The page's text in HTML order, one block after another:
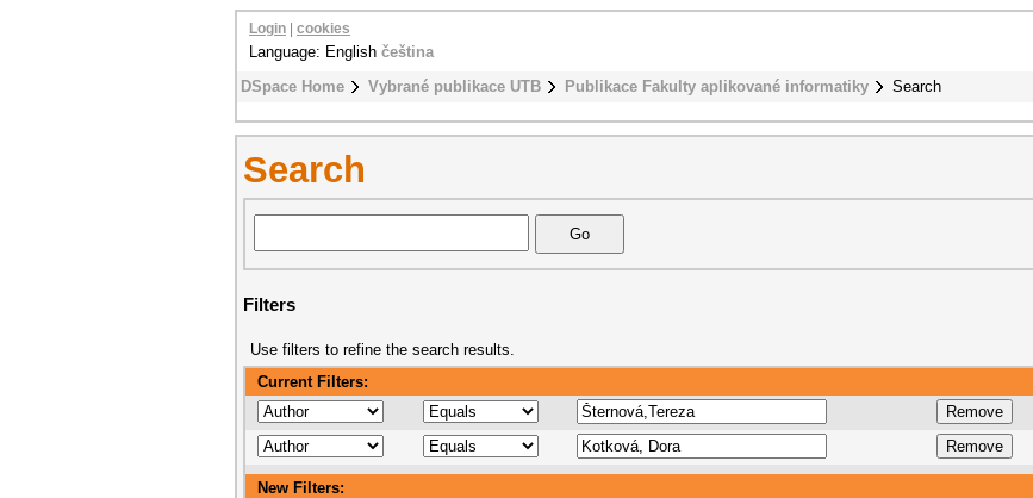
DSpace Home Vybrané publikace UTB Publikace Fakulty aplikované informatiky Search
Login cookies
Language: English čeština
Search
Filters
Use filters to refine the search results.
Current Filters:
New Filters: